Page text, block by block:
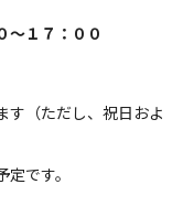
１７：００
（ただし、祝日およ
です。